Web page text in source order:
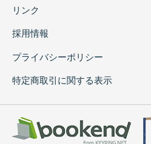
リンク
採用情報
プライバシーポリシー
特定商取引に関する表示